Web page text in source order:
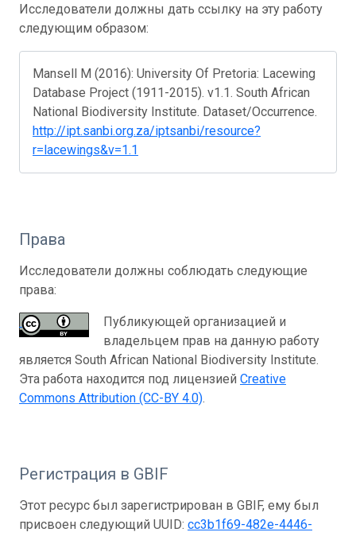
Исследователи должны дать ссылку на эту работу
следующим образом:
Mansell M (2016): University Of Pretoria: Lacewing
Database Project (1911-2015). v1.1. South African
National Biodiversity Institute. Dataset/Occurrence.
http://ipt.sanbi.org.za/iptsanbi/resource?
r=lacewings&v=1.1
Права
Исследователи должны соблюдать следующие
права:
Публикующей организацией и
владельцем прав на данную работу
является South African National Biodiversity Institute.
Эта работа находится под лицензией Creative
Commons Attribution (CC-BY 4.0).
Регистрация в GBIF
Этот ресурс был зарегистрирован в GBIF, ему был
присвоен следующий UUID: cc3b1f69-482e-4446-